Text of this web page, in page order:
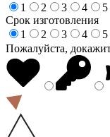
1
2 3 4
5
Срок изготовления
1
2 3 4
5
Пожалуйста,